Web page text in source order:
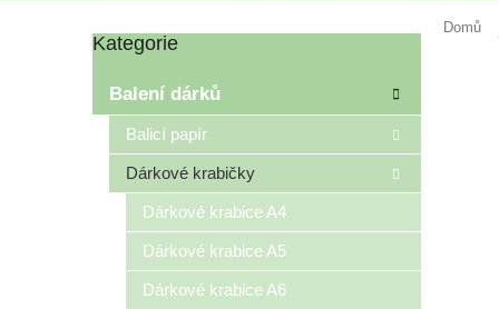
Domů
P
Přeskočit
Kategorie
Balení dárků
Balicí papír
Dárkové krabičky
Dárkové krabice A4
Dárkové krabice A5
Dárkové krabice A6